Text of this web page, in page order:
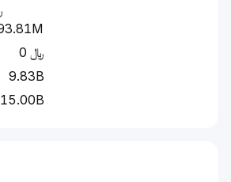
893.81M
0
9.83B
15.00B